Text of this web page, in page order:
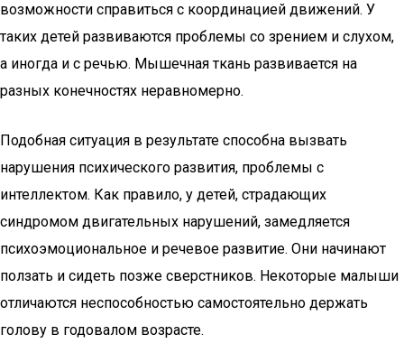
возможности справиться с координацией движений. У
таких детей развиваются проблемы со зрением и слухом,
а иногда и с речью. Мышечная ткань развивается на
разных конечностях неравномерно.
Подобная ситуация в результате способна вызвать
нарушения психического развития, проблемы с
интеллектом. Как правило, у детей, страдающих
синдромом двигательных нарушений, замедляется
психоэмоциональное и речевое развитие. Они начинают
ползать и сидеть позже сверстников. Некоторые малыши
отличаются неспособностью самостоятельно держать
голову в годовалом возрасте.